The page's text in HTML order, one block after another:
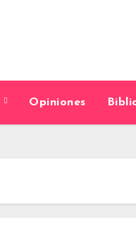
Opiniones